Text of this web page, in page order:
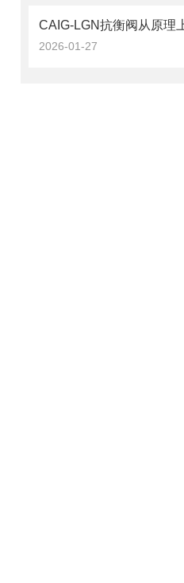
2026-01-27